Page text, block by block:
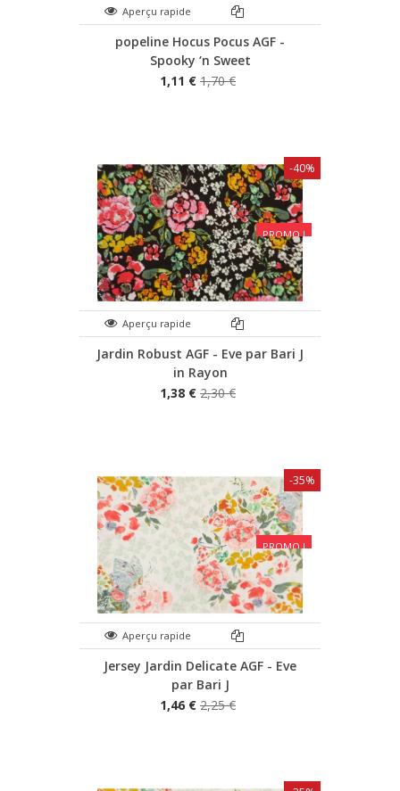
Aperçu rapide
popeline Hocus Pocus AGF -
Spooky ‘n Sweet
1,11 € 1,70 €
PROMO !
Aperçu rapide
Jardin Robust AGF - Eve par Bari J
in Rayon
1,38 € 2,30 €
-40%
PROMO !
Aperçu rapide
Jersey Jardin Delicate AGF - Eve
par Bari J
1,46 € 2,25 €
-35%